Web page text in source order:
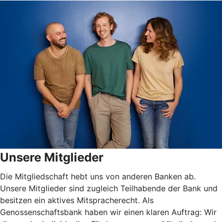
Unsere Mitglieder
Die Mitgliedschaft hebt uns von anderen Banken ab.
Unsere Mitglieder sind zugleich Teilhabende der Bank und
besitzen ein aktives Mitspracherecht. Als
Genossenschaftsbank haben wir einen klaren Auftrag: Wir